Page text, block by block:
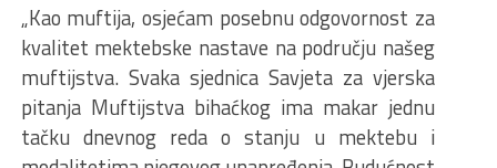
„Kao muftija, osjećam posebnu odgovornost za
kvalitet mektebske nastave na području našeg
muftijstva. Svaka sjednica Savjeta za vjerska
pitanja Muftijstva bihaćkog ima makar jednu
tačku dnevnog reda o stanju u mektebu i